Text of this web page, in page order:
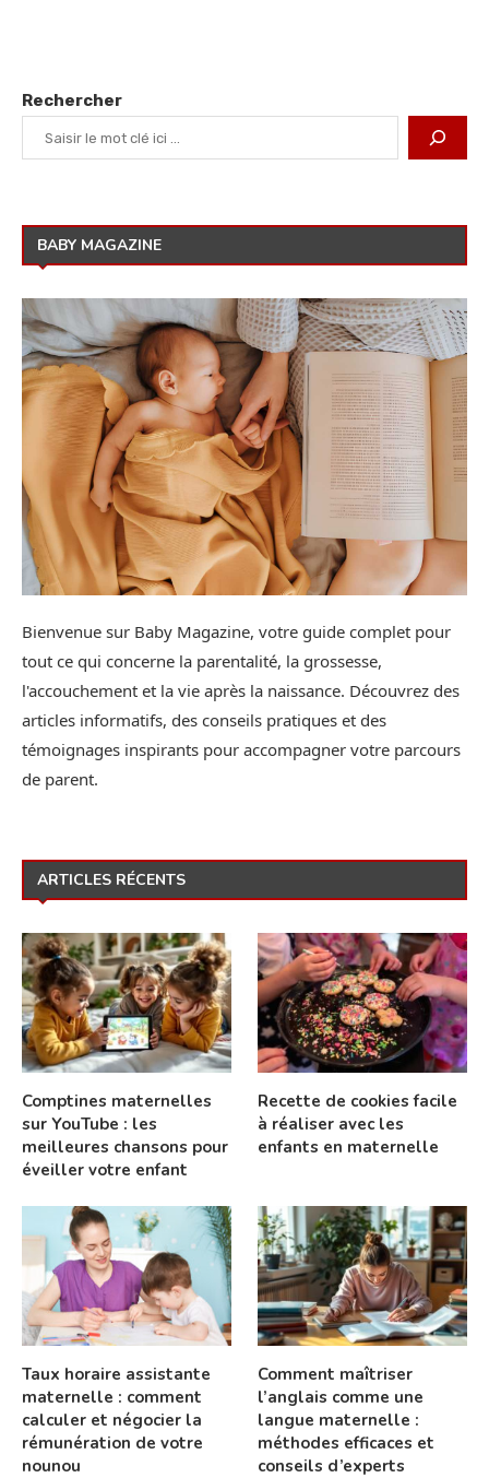
Rechercher
BABY MAGAZINE
Bienvenue sur Baby Magazine, votre guide complet pour
tout ce qui concerne la parentalité, la grossesse,
l'accouchement et la vie après la naissance. Découvrez des
articles informatifs, des conseils pratiques et des
témoignages inspirants pour accompagner votre parcours
de parent.
ARTICLES RÉCENTS
Comptines maternelles
sur YouTube : les
meilleures chansons pour
éveiller votre enfant
Recette de cookies facile
à réaliser avec les
enfants en maternelle
Taux horaire assistante
maternelle : comment
calculer et négocier la
rémunération de votre
nounou
Comment maîtriser
l’anglais comme une
langue maternelle :
méthodes efficaces et
conseils d’experts